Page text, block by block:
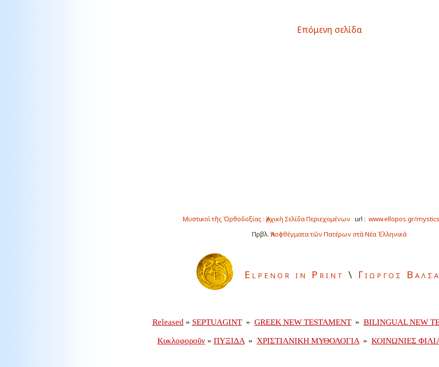
Επόμενη σελίδα
Μυστικοὶ τῆς Ὀρθοδοξίας : Ἀρχικὴ Σελίδα Περιεχομένων url : www.ellopos.gr/
Πρβλ. Ἀποφθέγματα τῶν Πατέρων στὰ Νέα Ἑλληνικά
Elpenor in Print \ Γιωργος